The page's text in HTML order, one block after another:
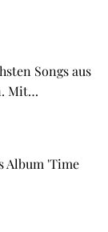
Songs aus
Mit…
Album 'Time